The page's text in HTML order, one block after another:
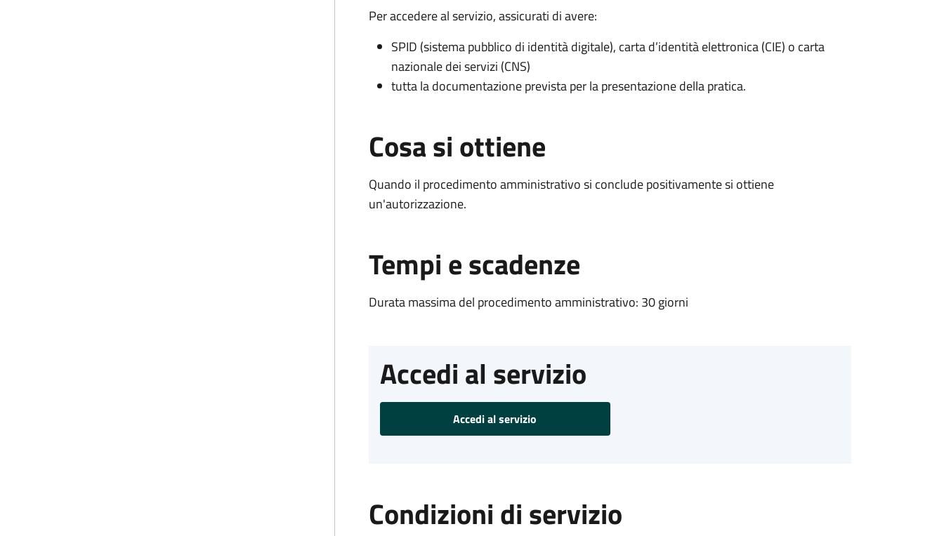
Per accedere al servizio, assicurati di avere:
SPID (sistema pubblico di identità digitale), carta d’identità elettronica (CIE) o carta
nazionale dei servizi (CNS)
tutta la documentazione prevista per la presentazione della pratica.
Cosa si ottiene
Quando il procedimento amministrativo si conclude positivamente si ottiene
un'autorizzazione.
Tempi e scadenze
Durata massima del procedimento amministrativo: 30 giorni
Accedi al servizio
Accedi al servizio
Condizioni di servizio